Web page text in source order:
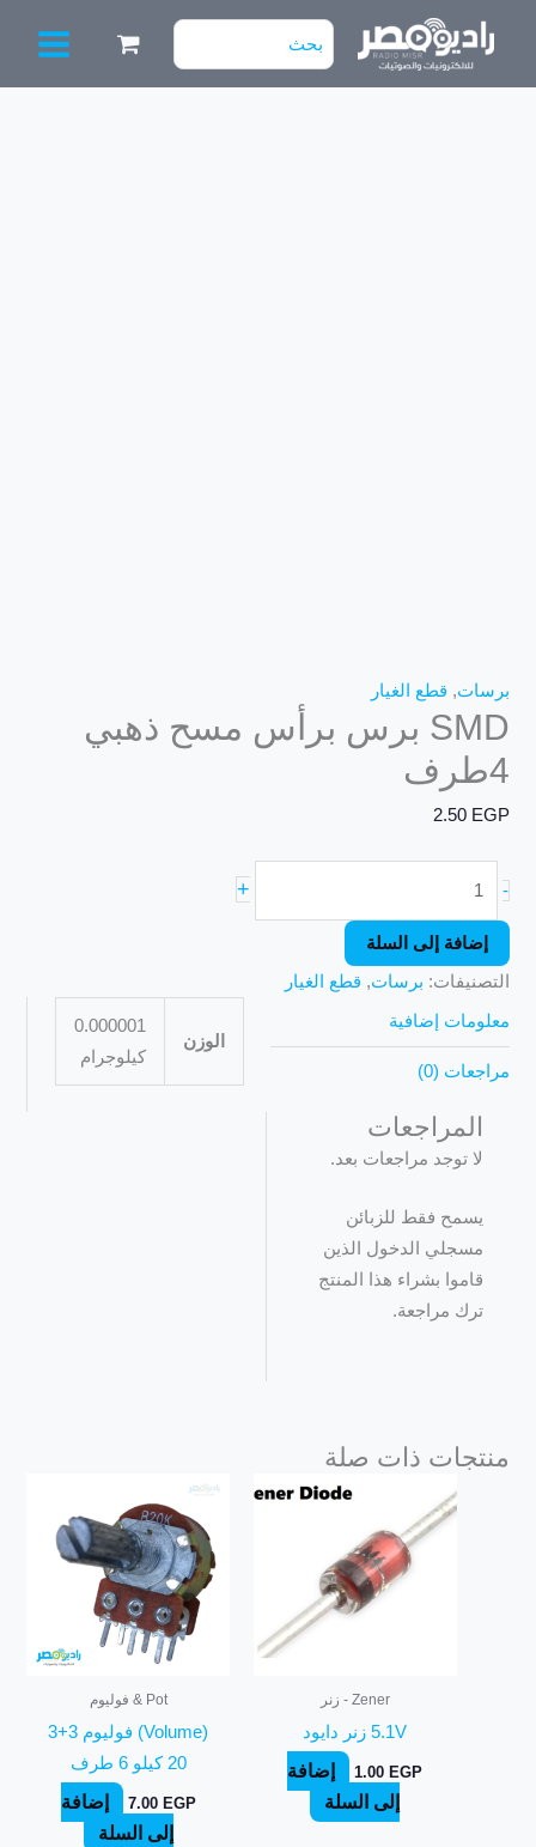
البحث
عن:
برسات, قطع الغيار
SMD برس برأس مسح ذهبي
4طرف
2.50 EGP
-
+
إضافة إلى السلة
التصنيفات: برسات, قطع الغيار
معلومات إضافية
مراجعات (0)
الوزن
0.000001
كيلوجرام
المراجعات
لا توجد مراجعات بعد.
يسمح فقط للزبائن
مسجلي الدخول الذين
قاموا بشراء هذا المنتج
ترك مراجعة.
منتجات ذات صلة
Zener - زنر
5.1V زنر دايود
1.00 EGP
إضافة
إلى السلة
Pot & فوليوم
(Volume) فوليوم 3+3
20 كيلو 6 طرف
7.00 EGP
إضافة
إلى السلة